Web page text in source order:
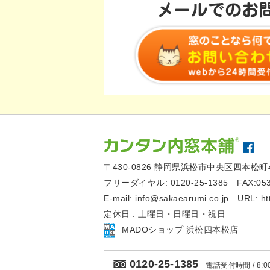
〒430-0826 静岡県浜松市中央区四本松
フリーダイヤル: 0120-25-1385
E-mail: info@sakaearumi.co.jp URL:
定休日 : 土曜日・日曜日・祝日
MADOショップ 浜松四本松店
0120-25-1385 電話受付時間 /